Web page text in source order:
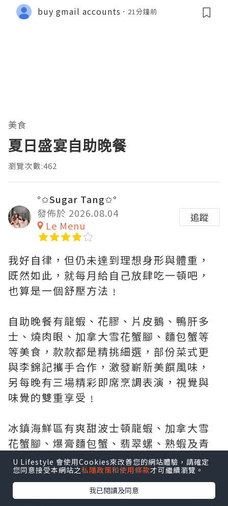
buy gmail accounts 21分鐘前
美食
夏日盛宴自助晚餐
瀏覽次數:462
°✩Sugar Tang✩°
發佈於 2026.08.04
Le Menu
追蹤
我好自律，但仍未達到理想身形與體重，
既然如此，就每月給自己放肆吃一頓吧，
也算是一個舒壓方法﹗
自助晚餐有龍蝦、花膠、片皮鵝、鴨肝多
士、燒肉眼、加拿大雪花蟹腳、麵包蟹等
等美食，款款都是精挑細選，部份菜式更
與李錦記攜手合作，激發嶄新美饌風味，
另每晚有三場精彩即席烹調表演，視覺與
味覺的雙重享受﹗
冰鎮海鮮區有爽甜波士頓龍蝦、加拿大雪
花蟹腳、爆膏麵包蟹、翡翠螺、熟蝦及青
口等。
U Lifestyle 會使用Cookies來改善您的網站體驗，請確定
您同意接受本網站之私隱政策和使用條款才可繼續瀏覽。
我已閱讀及同意